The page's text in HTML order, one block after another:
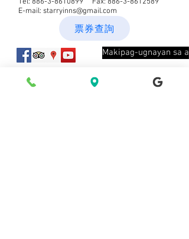
E-mail: starryinns@gmail.com
票券查詢
Makipag-ugnayan sa
Bagong abiso ng mensahe Sumali sa